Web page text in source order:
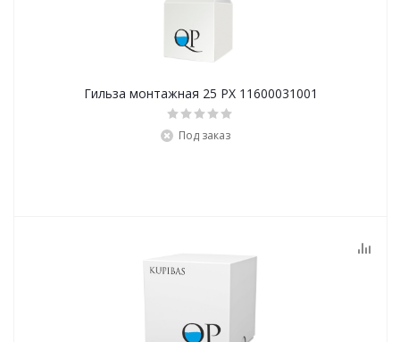
Гильза монтажная 25 PX 11600031001
Под заказ